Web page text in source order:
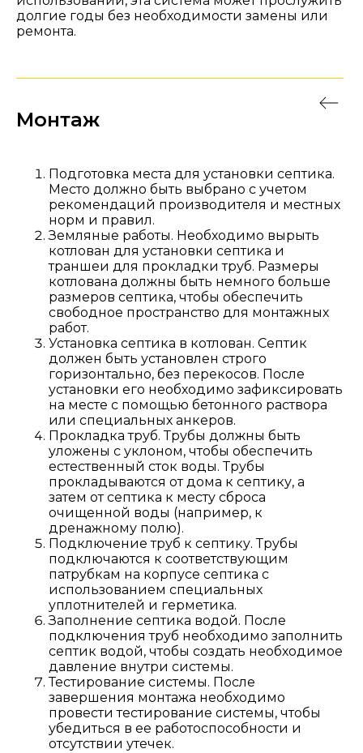
долгие годы без необходимости замены или
ремонта.
Монтаж
Подготовка места для установки септика.
Место должно быть выбрано с учетом
рекомендаций производителя и местных
норм и правил.
Земляные работы. Необходимо вырыть
котлован для установки септика и
траншеи для прокладки труб. Размеры
котлована должны быть немного больше
размеров септика, чтобы обеспечить
свободное пространство для монтажных
работ.
Установка септика в котлован. Септик
должен быть установлен строго
горизонтально, без перекосов. После
установки его необходимо зафиксировать
на месте с помощью бетонного раствора
или специальных анкеров.
Прокладка труб. Трубы должны быть
уложены с уклоном, чтобы обеспечить
естественный сток воды. Трубы
прокладываются от дома к септику, а
затем от септика к месту сброса
очищенной воды (например, к
дренажному полю).
Подключение труб к септику. Трубы
подключаются к соответствующим
патрубкам на корпусе септика с
использованием специальных
уплотнителей и герметика.
Заполнение септика водой. После
подключения труб необходимо заполнить
септик водой, чтобы создать необходимое
давление внутри системы.
Тестирование системы. После
завершения монтажа необходимо
провести тестирование системы, чтобы
убедиться в ее работоспособности и
отсутствии утечек.